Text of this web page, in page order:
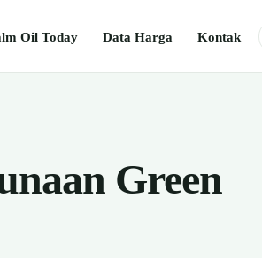
Oil Today Data Harga Kontak
Green